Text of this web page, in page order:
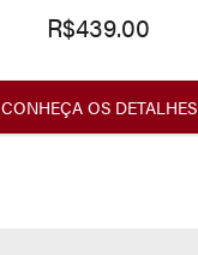
R$439.00
CONHEÇA OS DETALHES